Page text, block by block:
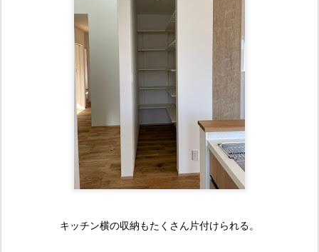
キッチン横の収納もたくさん片付けられる。